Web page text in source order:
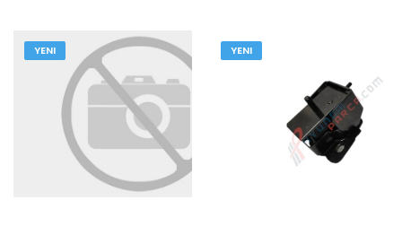
YENI YENI